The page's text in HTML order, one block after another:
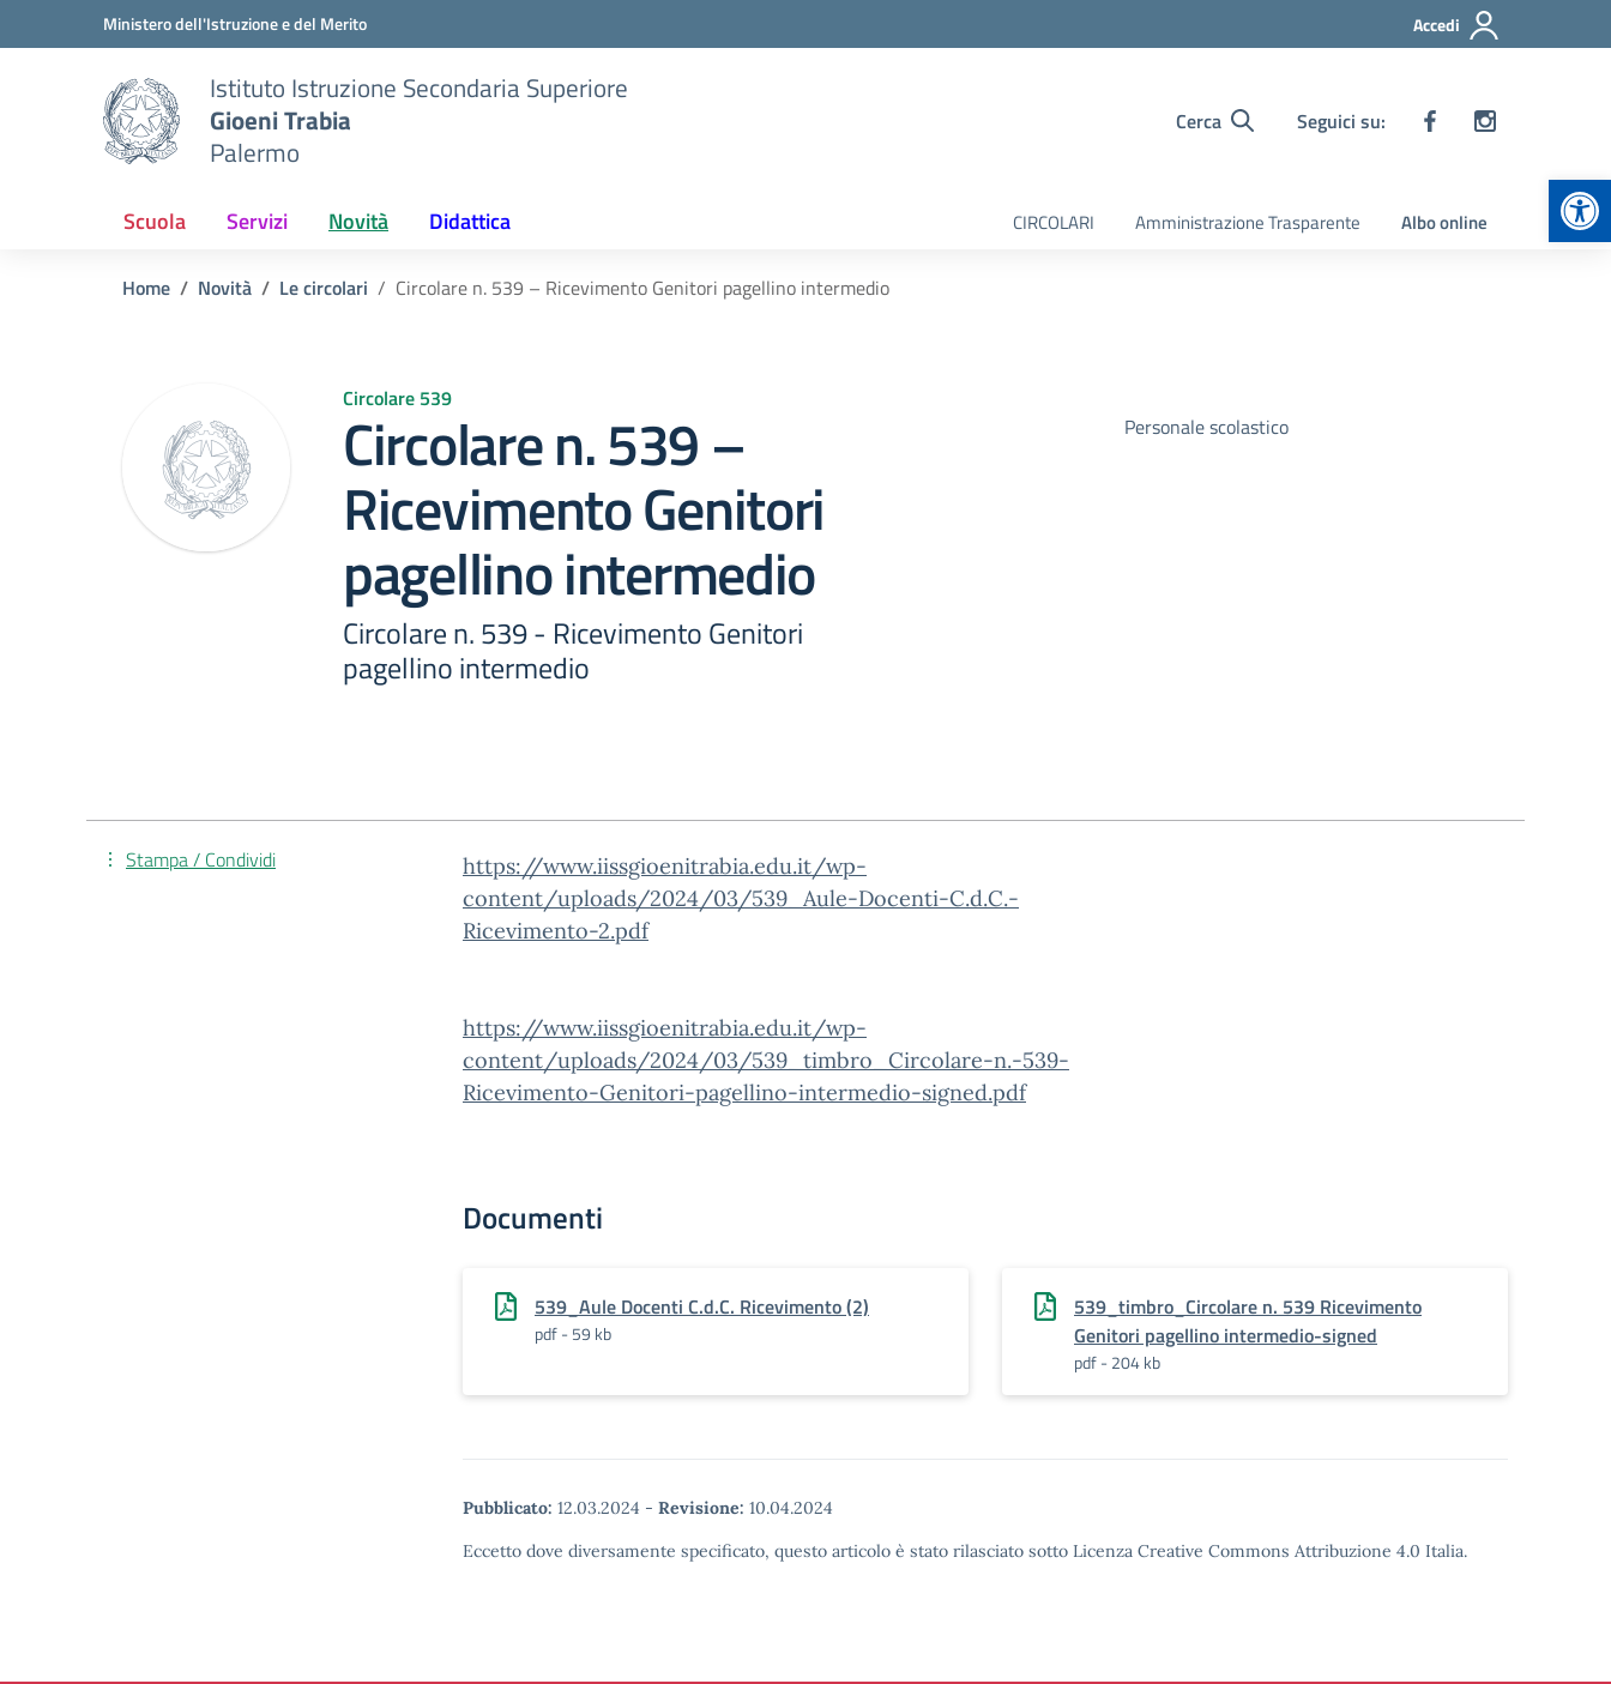
Vai ai contenuti
Vai al menu di navigazioneMinistero dell'Istruzione e del Merito Accedi
Istituto Istruzione Secondaria Superiore
Gioeni Trabia
Palermo
Cerca Seguici su:
Scuola Servizi Novità Didattica CIRCOLARI Amministrazione Trasparente Albo online
Home Novità Le circolari Circolare n. 539 – Ricevimento Genitori pagellino intermedio
Circolare 539
Circolare n. 539 –
Ricevimento Genitori
pagellino intermedio
Circolare n. 539 - Ricevimento Genitori
pagellino intermedio
Personale scolastico
https://www.iissgioenitrabia.edu.it/wp-
content/uploads/2024/03/539_Aule-Docenti-C.d.C.-
Ricevimento-2.pdf
https://www.iissgioenitrabia.edu.it/wp-
content/uploads/2024/03/539_timbro_Circolare-n.-539-
Ricevimento-Genitori-pagellino-intermedio-signed.pdf
Documenti
539_Aule Docenti C.d.C. Ricevimento (2)
pdf - 59 kb
539_timbro_Circolare n. 539 Ricevimento
Genitori pagellino intermedio-signed
pdf - 204 kb
Pubblicato: 12.03.2024 - Revisione: 10.04.2024
Eccetto dove diversamente specificato, questo articolo è stato rilasciato sotto Licenza Creative Commons Attribuzione 4.0 Italia.
Stampa / Condividi